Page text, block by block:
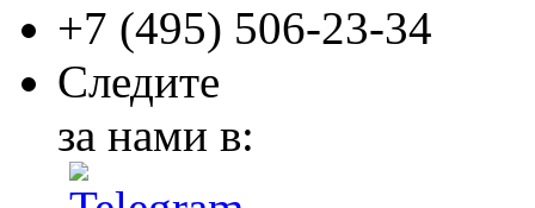
+7 (495) 506-23-34
Следите
за нами в: